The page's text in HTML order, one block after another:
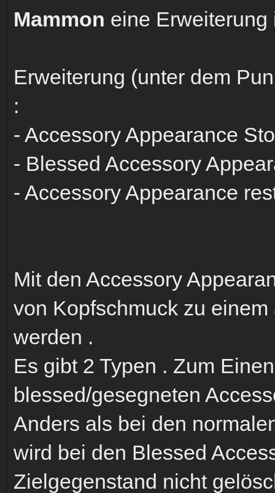
Mammon eine
Erweiterung (unter dem
:
- Accessory Appearance
- Blessed Accessory
- Accessory Appearance
Mit den Accessory
von Kopfschmuck zu
werden .
Es gibt 2 Typen . Zum
blessed/gesegneten
Anders als bei den
wird bei den Blessed
Zielgegenstand nicht